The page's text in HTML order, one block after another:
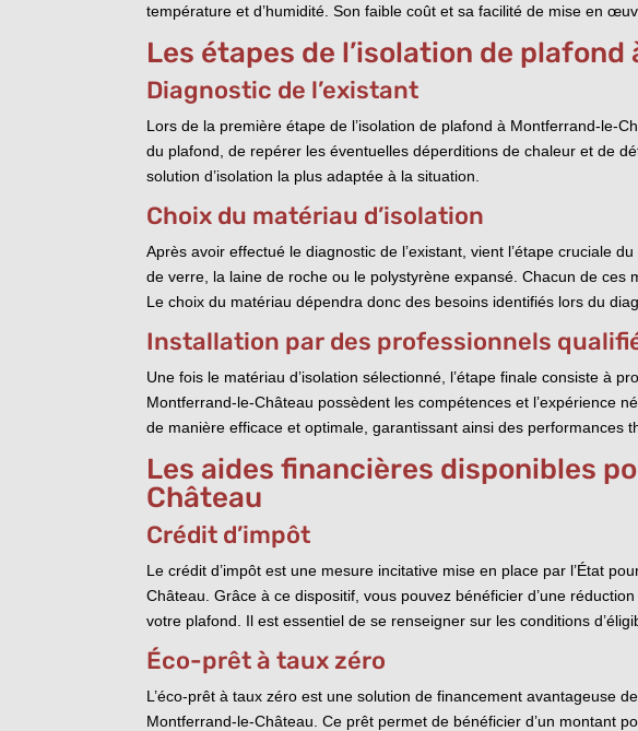
température et d’humidité. Son faible coût et sa facilité de mise en
Les étapes de l’isolation de
Diagnostic de l’existant
Lors de la première étape de l’isolation de plafond à Montferrand-le-
du plafond, de repérer les éventuelles déperditions de chaleur et de
solution d’isolation la plus adaptée à la situation.
Choix du matériau d’isolation
Après avoir effectué le diagnostic de l’existant, vient l’étape cruciale
de verre, la laine de roche ou le polystyrène expansé. Chacun de ces
Le choix du matériau dépendra donc des besoins identifiés lors du
Installation par des professionnels
Une fois le matériau d’isolation sélectionné, l’étape finale consiste à
Montferrand-le-Château possèdent les compétences et l’expérience
de manière efficace et optimale, garantissant ainsi des performances
Les aides financières disponibles
Château
Crédit d’impôt
Le crédit d’impôt est une mesure incitative mise en place par l’État
Château. Grâce à ce dispositif, vous pouvez bénéficier d’une
votre plafond. Il est essentiel de se renseigner sur les conditions
Éco-prêt à taux zéro
L’éco-prêt à taux zéro est une solution de financement avantageuse
Montferrand-le-Château. Ce prêt permet de bénéficier d’un montant